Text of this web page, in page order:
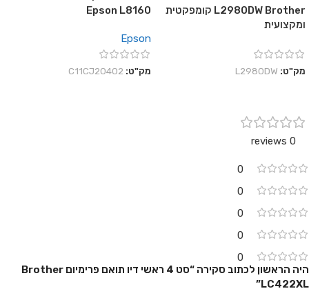
L2980DW Brother קומפקטית
ומקצועית
מק"ט: L2980DW
Epson L8160
Epson
מק"ט: C11CJ20402
0 reviews
0
0
0
0
0
היה הראשון לכתוב סקירה “סט 4 ראשי דיו תואם פרימיום Brother
LC422XL”